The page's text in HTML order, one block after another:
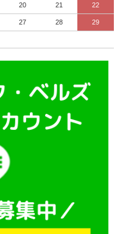
20 21 22
27 28 29